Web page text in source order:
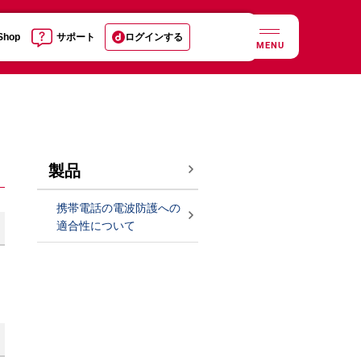
サポート ログインする
MENU
製品
携帯電話の電波防護への
適合性について